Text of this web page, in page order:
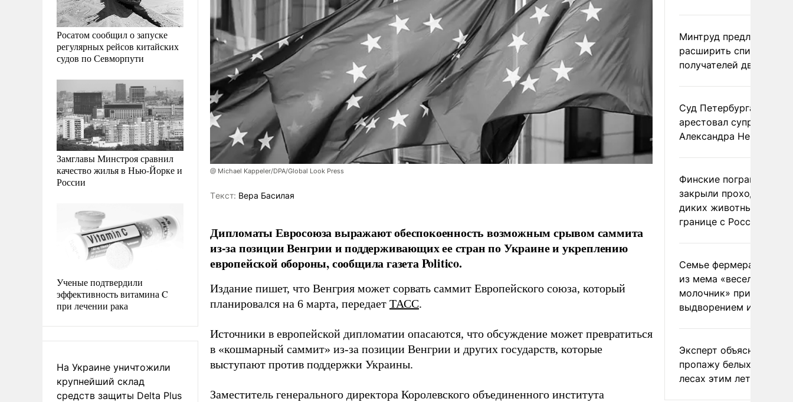
Росатом сообщил о запуске
регулярных рейсов китайских
судов по Севморпути
Замглавы Минстроя сравнил
качество жилья в Нью-Йорке и
России
Ученые подтвердили
эффективность витамина C
при лечении рака
На Украине уничтожили
крупнейший склад
средств защиты Delta Plus
@ Michael Kappeler/DPA/Global Look Press
Tекст: Вера Басилая
Дипломаты Евросоюза выражают обеспокоенность возможным срывом саммита
из-за позиции Венгрии и поддерживающих ее стран по Украине и укреплению
европейской обороны, сообщила газета Politico.
Издание пишет, что Венгрия может сорвать саммит Европейского союза, который
планировался на 6 марта, передает ТАСС.
Источники в европейской дипломатии опасаются, что обсуждение может превратиться
в «кошмарный саммит» из-за позиции Венгрии и других государств, которые
выступают против поддержки Украины.
Заместитель генерального директора Королевского объединенного института
Минтруд предложил
расширить список
получателей двух
Суд Петербурга заочно
арестовал супругу
Александра Невзорова
Финские пограничники
закрыли проходы для
диких животных на
границе с Россией
Семье фермера
из мема «веселый
молочник» пригрозили
выдворением из
Эксперт объяснил
пропажу белых грибов
лесах этим летом